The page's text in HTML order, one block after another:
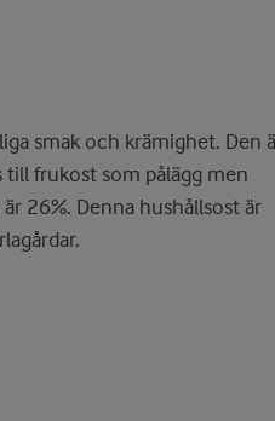
smak och krämighet. Den
frukost som pålägg men
26%. Denna hushållsost är